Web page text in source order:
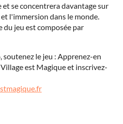
et se concentrera davantage sur
l'immersion dans le monde.
du jeu est composée par
soutenez le jeu : Apprenez-en
est Magique et inscrivez-